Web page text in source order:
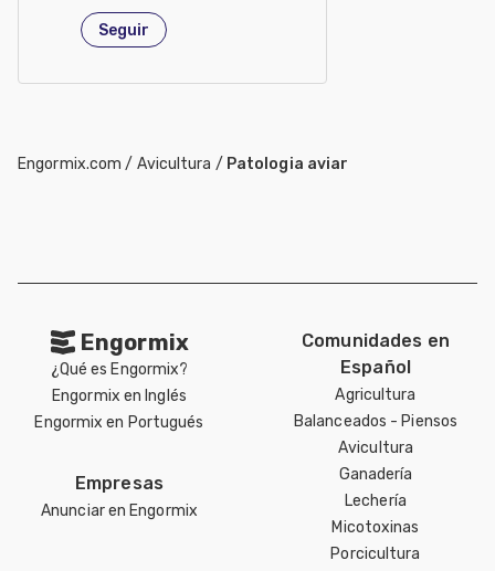
Argentina
Seguir
Engormix.com / Avicultura / Patologia aviar
Engormix
¿Qué es Engormix?
Engormix en Inglés
Engormix en Portugués
Empresas
Anunciar en Engormix
Comunidades en
Español
Agricultura
Balanceados - Piensos
Avicultura
Ganadería
Lechería
Micotoxinas
Porcicultura